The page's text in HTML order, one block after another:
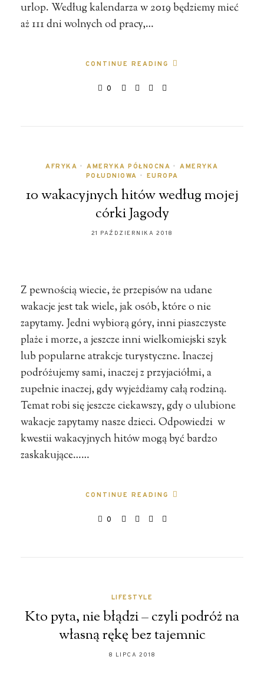
urlop. Według kalendarza w 2019 będziemy mieć
aż 111 dni wolnych od pracy,…
CONTINUE READING
0
AFRYKA • AMERYKA PÓŁNOCNA • AMERYKA
POŁUDNIOWA • EUROPA
10 wakacyjnych hitów według mojej
córki Jagody
21 PAŹDZIERNIKA 2018
Z pewnością wiecie, że przepisów na udane
wakacje jest tak wiele, jak osób, które o nie
zapytamy. Jedni wybiorą góry, inni piaszczyste
plaże i morze, a jeszcze inni wielkomiejski szyk
lub popularne atrakcje turystyczne. Inaczej
podróżujemy sami, inaczej z przyjaciółmi, a
zupełnie inaczej, gdy wyjeżdżamy całą rodziną.
Temat robi się jeszcze ciekawszy, gdy o ulubione
wakacje zapytamy nasze dzieci. Odpowiedzi w
kwestii wakacyjnych hitów mogą być bardzo
zaskakujące……
CONTINUE READING
0
LIFESTYLE
Kto pyta, nie błądzi – czyli podróż na
własną rękę bez tajemnic
8 LIPCA 2018